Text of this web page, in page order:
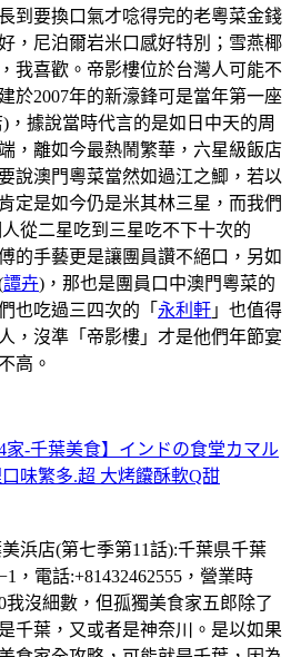
到要換口氣才唸得完的老粵菜金錢
，尼泊爾岩米口感好特別；雪燕椰
我喜歡。帝影樓位於台灣人可能不
於2007年的新濠鋒可是當年第一座
，據說當時代言的是如日中天的周
，離如今最熱鬧繁華，六星級飯店
說澳門粵菜當然如過江之鯽，若以
定是如今仍是米其林三星，而我們
從二星吃到三星吃不下十次的
的手藝更是讓團員讚不絕口，另如
譚卉)，那也是團員口中澳門粵菜的
也吃過三四次的「 永利軒 」也值得
，沒準「帝影樓」才是他們年節宴
高。
家-千葉美食】インドの食堂カマル
味繁多.超 大烤饢酥軟Q甜
浜店(第七季第11話):千葉県千葉
，電話:+81432462555，營業時
我沒細數，但孤獨美食家五郎除了
千葉，又或者是神奈川。是以如果